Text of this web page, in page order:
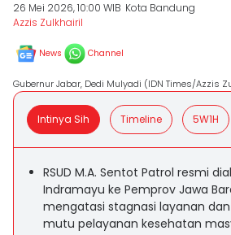
26 Mei 2026, 10:00 WIB Kota Bandung
Azzis Zulkhairil
News Channel
Gubernur Jabar, Dedi Mulyadi (IDN Times/Azzis
Intinya Sih Timeline 5W1H
RSUD M.A. Sentot Patrol resmi
Indramayu ke Pemprov Jawa
mengatasi stagnasi layanan
mutu pelayanan kesehatan